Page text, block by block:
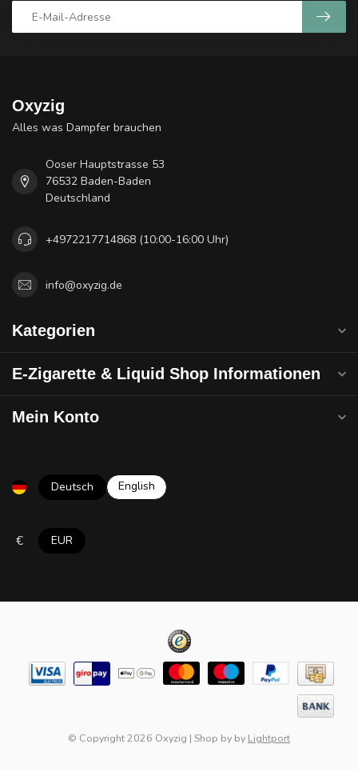
Oxyzig
Alles was Dampfer brauchen
Ooser Hauptstrasse 53
76532 Baden-Baden
Deutschland
+4972217714868 (10:00-16:00 Uhr)
info@oxyzig.de
Kategorien
E-Zigarette & Liquid Shop Informationen
Mein Konto
Deutsch English
€ EUR
© Copyright 2026 Oxyzig | Shop by by Lightport